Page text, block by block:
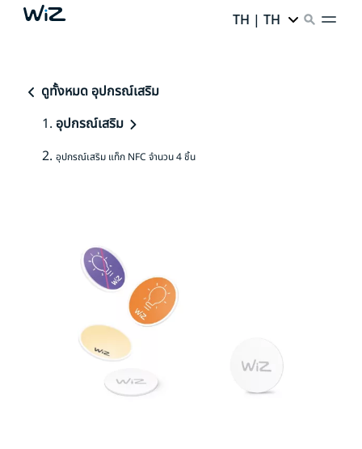
TH | TH
ดูทั้งหมด อุปกรณ์เสริม
อุปกรณ์เสริม
อุปกรณ์เสริม แท็ก NFC จำนวน 4 ชิ้น